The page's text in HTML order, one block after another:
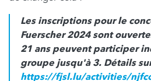
Les inscriptions pour le
Fuerscher 2024 sont
21 ans peuvent participer
groupe jusqu'à 3. Détails
https://fjsl.lu/activities/